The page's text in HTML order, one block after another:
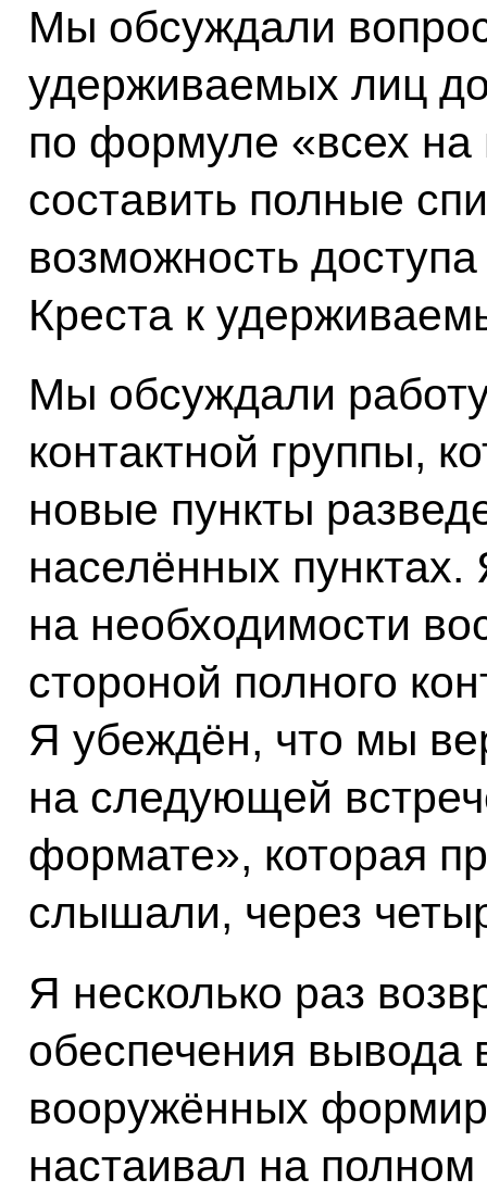
Мы обсуждали
удерживаемых лиц
по формуле «всех
составить полные
возможность
Креста к
Мы обсуждали
контактной группы,
новые пункты
населённых пунктах.
на необходимости
стороной полного
Я убеждён, что мы
на следующей
формате», которая
слышали, через
Я несколько раз
обеспечения вывода
вооружённых
настаивал на